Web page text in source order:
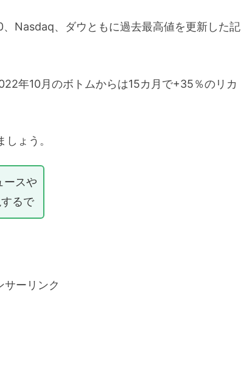
Nasdaq、ダウともに過去最高値を更新した記
年10月のボトムからは15カ月で+35％のリカ
ょう。
ースや
るで
サーリンク